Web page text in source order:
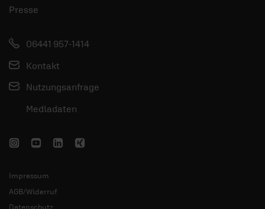
Presse
06441 957-1414
Kontakt
Nutzungsanfrage
Mediadaten
Impressum
AGB/Widerruf
Datenschutz